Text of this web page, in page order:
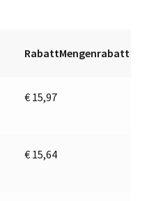
r
t
e
RabattMengenrabatt
€ 15,97
€ 15,64